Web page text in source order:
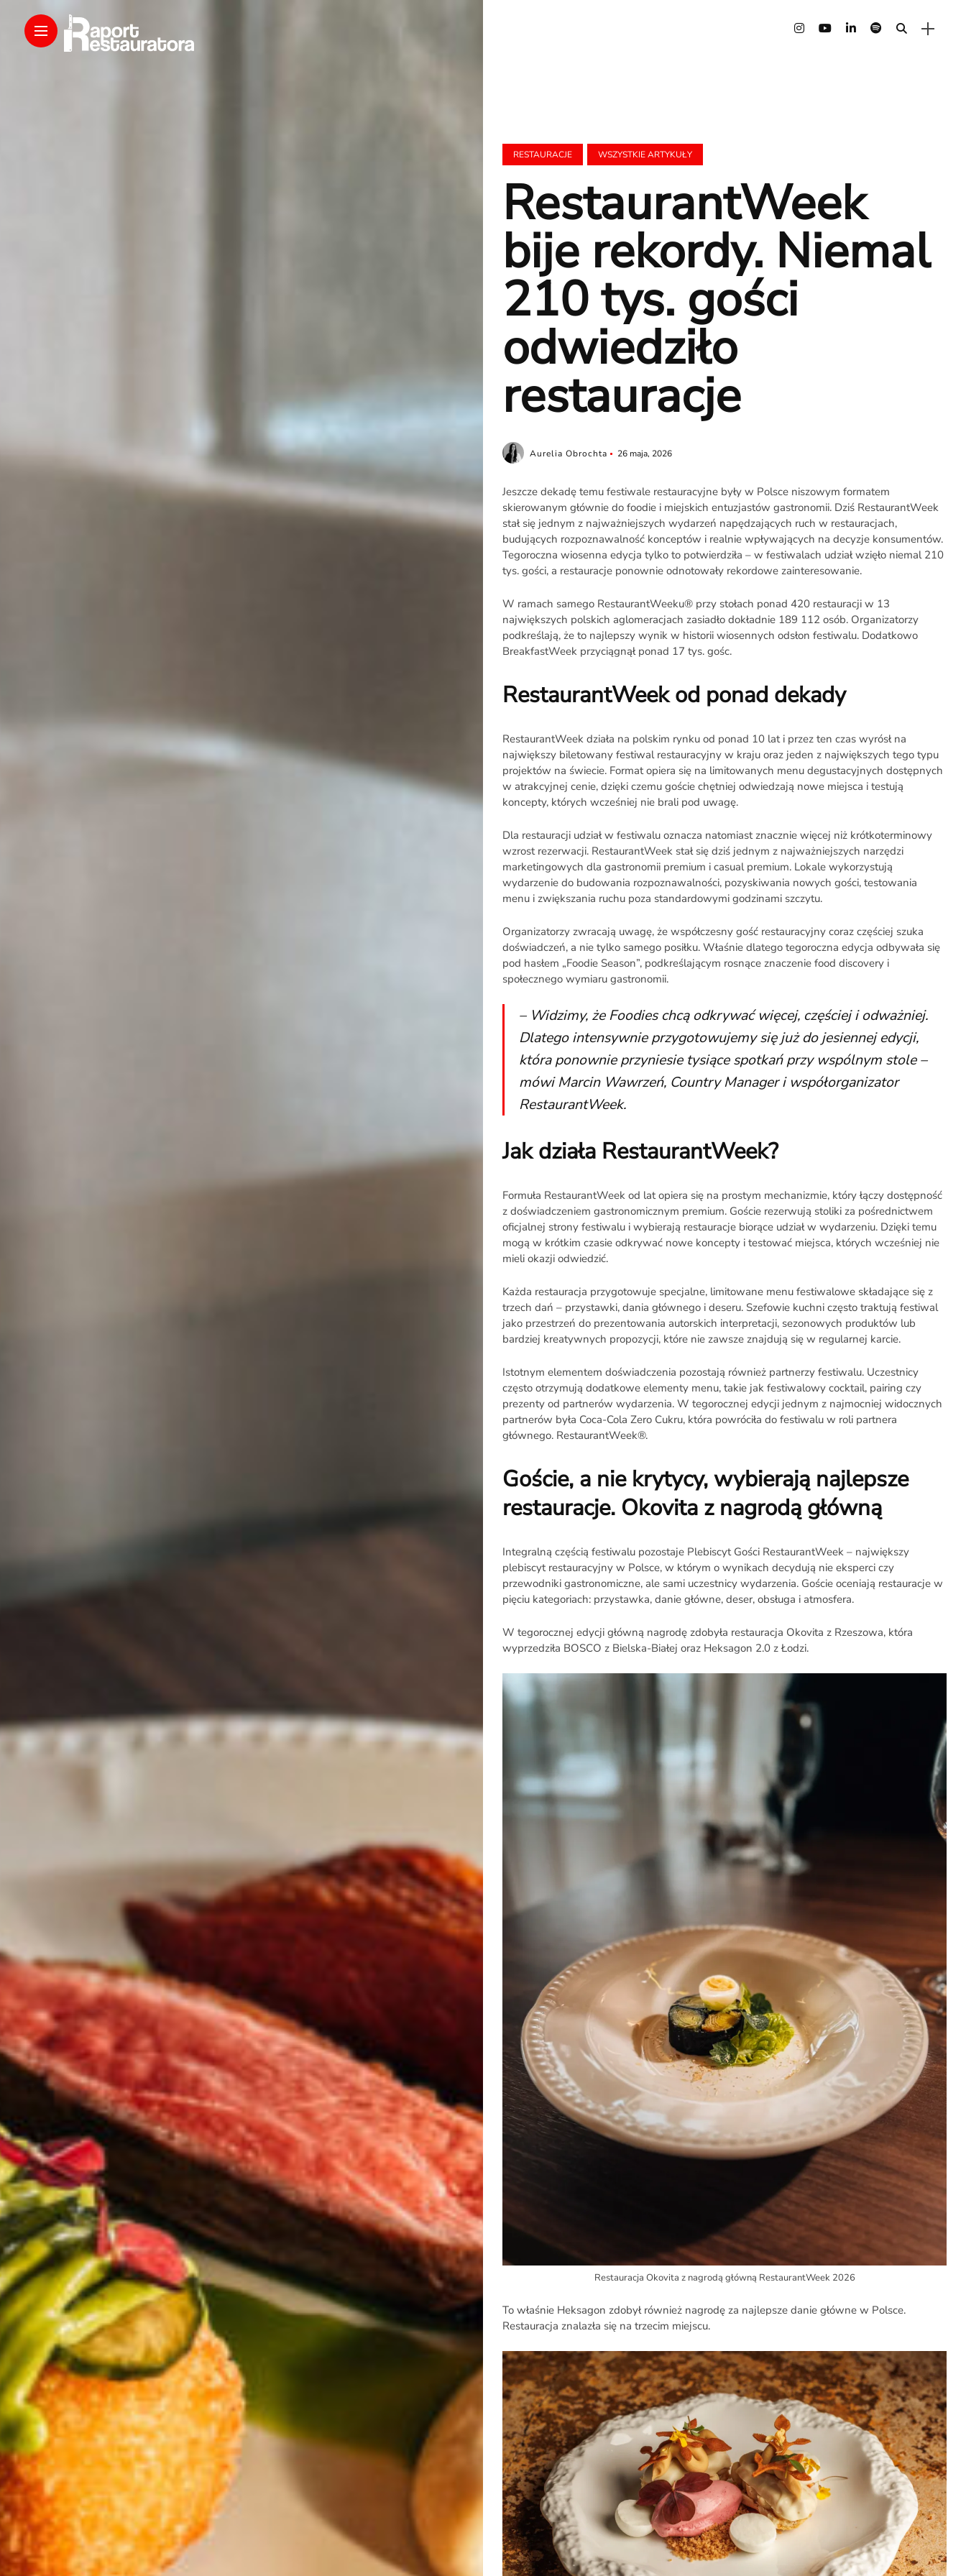
O
Raporcie
Redakcja
Kontakt
Newsletter
RR.pl
Rozmowa
na
Noże
Search
RESTAURACJE WSZYSTKIE ARTYKUŁY
RestaurantWeek
bije rekordy. Niemal
210 tys. gości
odwiedziło
restauracje
Aurelia Obrochta 26 maja, 2026
Jeszcze dekadę temu festiwale restauracyjne były w Polsce niszowym formatem
skierowanym głównie do foodie i miejskich entuzjastów gastronomii. Dziś RestaurantWeek
stał się jednym z najważniejszych wydarzeń napędzających ruch w restauracjach,
budujących rozpoznawalność konceptów i realnie wpływających na decyzje konsumentów.
Tegoroczna wiosenna edycja tylko to potwierdziła – w festiwalach udział wzięło niemal 210
tys. gości, a restauracje ponownie odnotowały rekordowe zainteresowanie.
W ramach samego RestaurantWeeku® przy stołach ponad 420 restauracji w 13
największych polskich aglomeracjach zasiadło dokładnie 189 112 osób. Organizatorzy
podkreślają, że to najlepszy wynik w historii wiosennych odsłon festiwalu. Dodatkowo
BreakfastWeek przyciągnął ponad 17 tys. gośc.
RestaurantWeek od ponad dekady
RestaurantWeek działa na polskim rynku od ponad 10 lat i przez ten czas wyrósł na
największy biletowany festiwal restauracyjny w kraju oraz jeden z największych tego typu
projektów na świecie. Format opiera się na limitowanych menu degustacyjnych dostępnych
w atrakcyjnej cenie, dzięki czemu goście chętniej odwiedzają nowe miejsca i testują
koncepty, których wcześniej nie brali pod uwagę.
Dla restauracji udział w festiwalu oznacza natomiast znacznie więcej niż krótkoterminowy
wzrost rezerwacji. RestaurantWeek stał się dziś jednym z najważniejszych narzędzi
marketingowych dla gastronomii premium i casual premium. Lokale wykorzystują
wydarzenie do budowania rozpoznawalności, pozyskiwania nowych gości, testowania
menu i zwiększania ruchu poza standardowymi godzinami szczytu.
Organizatorzy zwracają uwagę, że współczesny gość restauracyjny coraz częściej szuka
doświadczeń, a nie tylko samego posiłku. Właśnie dlatego tegoroczna edycja odbywała się
pod hasłem „Foodie Season”, podkreślającym rosnące znaczenie food discovery i
społecznego wymiaru gastronomii.
– Widzimy, że Foodies chcą odkrywać więcej, częściej i odważniej.
Dlatego intensywnie przygotowujemy się już do jesiennej edycji,
która ponownie przyniesie tysiące spotkań przy wspólnym stole –
mówi Marcin Wawrzeń, Country Manager i współorganizator
RestaurantWeek.
Jak działa RestaurantWeek?
Formuła RestaurantWeek od lat opiera się na prostym mechanizmie, który łączy dostępność
z doświadczeniem gastronomicznym premium. Goście rezerwują stoliki za pośrednictwem
oficjalnej strony festiwalu i wybierają restauracje biorące udział w wydarzeniu. Dzięki temu
mogą w krótkim czasie odkrywać nowe koncepty i testować miejsca, których wcześniej nie
mieli okazji odwiedzić.
Każda restauracja przygotowuje specjalne, limitowane menu festiwalowe składające się z
trzech dań – przystawki, dania głównego i deseru. Szefowie kuchni często traktują festiwal
jako przestrzeń do prezentowania autorskich interpretacji, sezonowych produktów lub
bardziej kreatywnych propozycji, które nie zawsze znajdują się w regularnej karcie.
Istotnym elementem doświadczenia pozostają również partnerzy festiwalu. Uczestnicy
często otrzymują dodatkowe elementy menu, takie jak festiwalowy cocktail, pairing czy
prezenty od partnerów wydarzenia. W tegorocznej edycji jednym z najmocniej widocznych
partnerów była Coca-Cola Zero Cukru, która powróciła do festiwalu w roli partnera
głównego. RestaurantWeek®.
Goście, a nie krytycy, wybierają najlepsze
restauracje. Okovita z nagrodą główną
Integralną częścią festiwalu pozostaje Plebiscyt Gości RestaurantWeek – największy
plebiscyt restauracyjny w Polsce, w którym o wynikach decydują nie eksperci czy
przewodniki gastronomiczne, ale sami uczestnicy wydarzenia. Goście oceniają restauracje w
pięciu kategoriach: przystawka, danie główne, deser, obsługa i atmosfera.
W tegorocznej edycji główną nagrodę zdobyła restauracja Okovita z Rzeszowa, która
wyprzedziła BOSCO z Bielska-Białej oraz Heksagon 2.0 z Łodzi.
Restauracja Okovita z nagrodą główną RestaurantWeek 2026
To właśnie Heksagon zdobył również nagrodę za najlepsze danie główne w Polsce.
Restauracja znalazła się na trzecim miejscu.